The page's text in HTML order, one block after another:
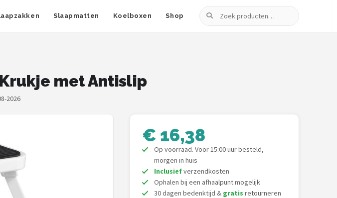
Slaapmatten Koelboxen Shop
Zoeken
met Antislip
2026
€ 16,38
Op voorraad. Voor 15:00 uur besteld,
morgen in huis
Inclusiefverzendkosten
Ophalen bij een afhaalpunt mogelijk
30 dagen bedenktijd & gratis retourneren